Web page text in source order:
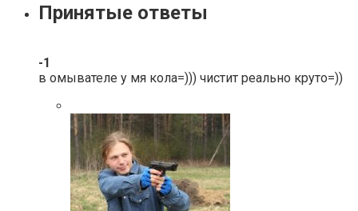
Принятые ответы
-1
в омывателе у мя кола=))) чистит реально круто=))